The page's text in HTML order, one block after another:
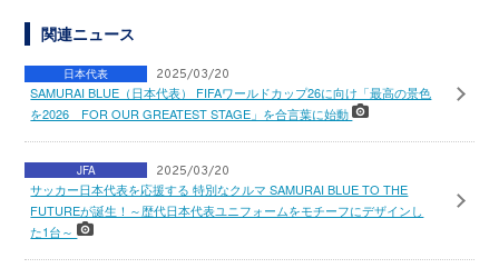
関連ニュース
日本代表 2025/03/20
SAMURAI BLUE（日本代表） FIFAワールドカップ26に向け「最高の景色
を2026 FOR OUR GREATEST STAGE」を合言葉に始動
JFA 2025/03/20
サッカー日本代表を応援する 特別なクルマ SAMURAI BLUE TO THE
FUTUREが誕生！～歴代日本代表ユニフォームをモチーフにデザインし
た1台～